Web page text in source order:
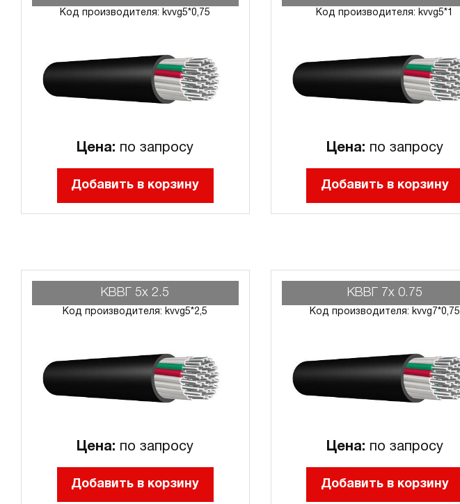
Код производителя: kvvg5*0,75
Цена: по запросу
Добавить в корзину
Код производителя: kvvg5*1
Цена: по запросу
Добавить в корзину
КВВГ 5х 2.5
Код производителя: kvvg5*2,5
Цена: по запросу
Добавить в корзину
КВВГ 7х 0.75
Код производителя: kvvg7*0,75
Цена: по запросу
Добавить в корзину